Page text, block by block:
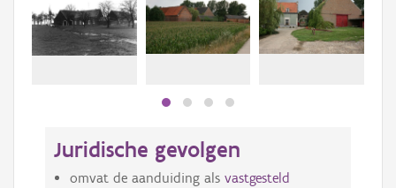
Juridische gevolgen
omvat de aanduiding als vastgesteld